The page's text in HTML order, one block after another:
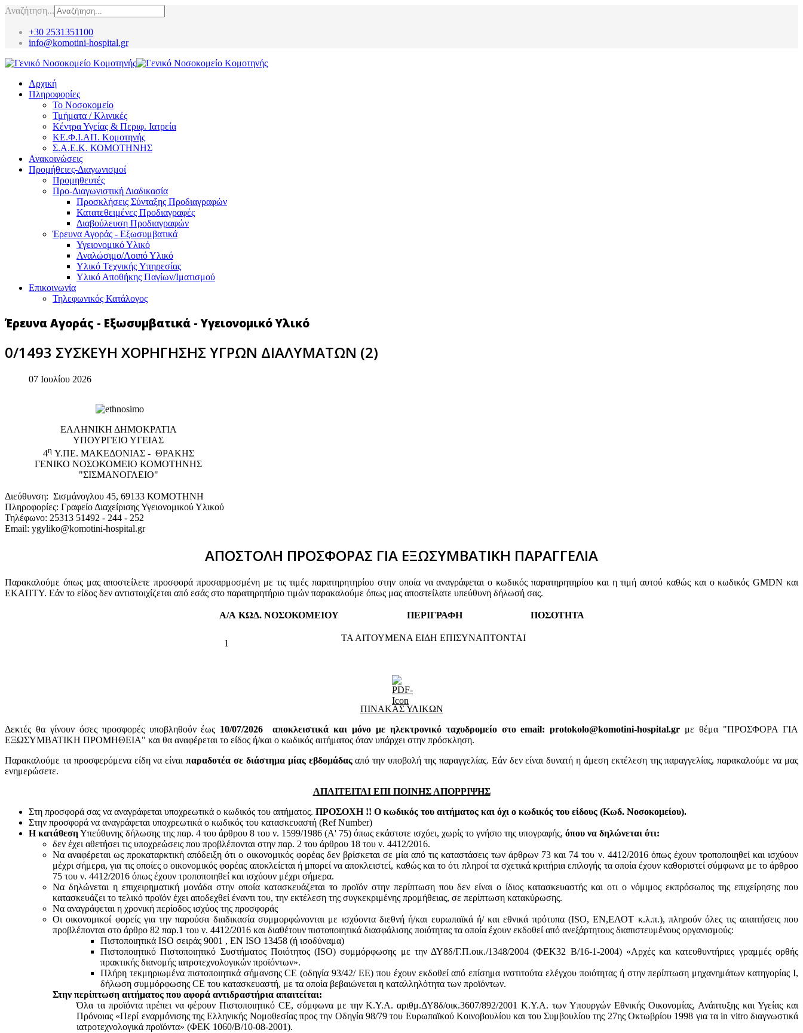
Αναζήτηση...
+30 2531351100
info@komotini-hospital.gr
Αρχική
Πληροφορίες
Το Νοσοκομείο
Τμήματα / Κλινικές
Κέντρα Υγείας & Περιφ. Ιατρεία
ΚΕ.Φ.Ι.ΑΠ. Κομοτηνής
Σ.Α.Ε.Κ. ΚΟΜΟΤΗΝΗΣ
Ανακοινώσεις
Προμήθειες-Διαγωνισμοί
Προμηθευτές
Προ-Διαγωνιστική Διαδικασία
Προσκλήσεις Σύνταξης Προδιαγραφών
Κατατεθειμένες Προδιαγραφές
Διαβούλευση Προδιαγραφών
Έρευνα Αγοράς - Εξωσυμβατικά
Υγειονομικό Υλικό
Αναλώσιμο/Λοιπό Υλικό
Υλικό Tεχνικής Yπηρεσίας
Υλικό Αποθήκης Παγίων/Ιματισμού
Επικοινωνία
Τηλεφωνικός Κατάλογος
Έρευνα Αγοράς - Εξωσυμβατικά - Υγειονομικό Υλικό
0/1493 ΣΥΣΚΕΥΗ ΧΟΡΗΓΗΣΗΣ ΥΓΡΩΝ ΔΙΑΛΥΜΑΤΩΝ (2)
07 Ιουλίου 2026
EΛΛΗΝΙΚΗ ΔΗΜΟΚΡΑΤΙΑ
ΥΠΟΥΡΓΕΙΟ ΥΓΕΙΑΣ
4η Υ.ΠΕ. ΜΑΚΕΔΟΝΙΑΣ - ΘΡΑΚΗΣ
ΓΕΝΙΚΟ NΟΣΟΚΟΜΕΙΟ ΚΟΜΟΤΗΝΗΣ
"ΣΙΣΜΑΝΟΓΛΕΙΟ"
Διεύθυνση: Σισμάνογλου 45, 69133 ΚΟΜΟΤΗΝΗ
Πληροφορίες: Γραφείο Διαχείρισης Υγειονομικού Υλικού
Τηλέφωνο: 25313 51492 - 244 - 252
Email: ygyliko@komotini-hospital.gr
ΑΠΟΣΤΟΛΗ ΠΡΟΣΦΟΡΑΣ ΓΙΑ ΕΞΩΣΥΜΒΑΤΙΚΗ ΠΑΡΑΓΓΕΛΙΑ
Παρακαλούμε όπως μας αποστείλετε προσφορά προσαρμοσμένη με τις τιμές παρατηρητηρίου στην οποία να αναγράφεται ο κωδικός παρατηρητηρίου και η τιμή αυτού καθώς και ο κωδικός GMDN και
ΕΚΑΠΤΥ. Εάν το είδος δεν αντιστοιχίζεται από εσάς στο παρατηρητήριο τιμών παρακαλούμε όπως μας αποστείλατε υπεύθυνη δήλωσή σας.
Α/Α ΚΩΔ. ΝΟΣΟΚΟΜΕΙΟΥ ΠΕΡΙΓΡΑΦΗ ΠΟΣΟΤΗΤΑ
1
ΤΑ ΑΙΤΟΥΜΕΝΑ ΕΙΔΗ ΕΠΙΣΥΝΑΠΤΟΝΤΑΙ
ΠΙΝΑΚΑΣ ΥΛΙΚΩΝ
Δεκτές θα γίνουν όσες προσφορές υποβληθούν έως 10/07/2026 αποκλειστικά και μόνο με ηλεκτρονικό ταχυδρομείο στο email: protokolo@komotini-hospital.gr με θέμα "ΠΡΟΣΦΟΡΑ ΓΙΑ
ΕΞΩΣΥΜΒΑΤΙΚΗ ΠΡΟΜΗΘΕΙΑ" και θα αναφέρεται το είδος ή/και ο κωδικός αιτήματος όταν υπάρχει στην πρόσκληση.
Παρακαλούμε τα προσφερόμενα είδη να είναιπαραδοτέα σε διάστημα μίας εβδομάδαςαπό την υποβολή της παραγγελίας. Εάν δεν είναι δυνατή η άμεση εκτέλεση της παραγγελίας, παρακαλούμε να μας
ενημερώσετε.
ΑΠΑΙΤΕΙΤΑΙ ΕΠΙ ΠΟΙΝΗΣ ΑΠΟΡΡΙΨΗΣ
Στη προσφορά σας να αναγράφεται υποχρεωτικά ο κωδικός του αιτήματος. ΠΡΟΣΟΧΗ !! Ο κωδικός του αιτήματος και όχι ο κωδικός του είδους (Κωδ. Νοσοκομείου).
Στην προσφορά να αναγράφεται υποχρεωτικά ο κωδικός του κατασκευαστή (Ref Number)
Η κατάθεσηΥπεύθυνης δήλωσης της παρ. 4 του άρθρου 8 του ν. 1599/1986 (Α' 75) όπως εκάστοτε ισχύει, χωρίς το γνήσιο της υπογραφής, όπου να δηλώνεται ότι:
δεν έχει αθετήσει τις υποχρεώσεις που προβλέπονται στην παρ. 2 του άρθρου 18 του ν. 4412/2016.
Να αναφέρεται ως προκαταρκτική απόδειξη ότι ο οικονομικός φορέας δεν βρίσκεται σε μία από τις καταστάσεις των άρθρων 73 και 74 του ν. 4412/2016 όπως έχουν τροποποιηθεί και ισχύουν
μέχρι σήμερα, για τις οποίες ο οικονομικός φορέας αποκλείεται ή μπορεί να αποκλειστεί, καθώς και το ότι πληροί τα σχετικά κριτήρια επιλογής τα οποία έχουν καθοριστεί σύμφωνα με τo άρθροo
75 του ν. 4412/2016 όπως έχουν τροποποιηθεί και ισχύουν μέχρι σήμερα.
Να δηλώνεται η επιχειρηματική μονάδα στην οποία κατασκευάζεται το προϊόν στην περίπτωση που δεν είναι ο ίδιος κατασκευαστής και oτι ο νόμιμος εκπρόσωπος της επιχείρησης που
κατασκευάζει το τελικό προϊόν έχει αποδεχθεί έναντι του, την εκτέλεση της συγκεκριμένης προμήθειας, σε περίπτωση κατακύρωσης.
Να αναγράφεται η χρονική περίοδος ισχύος της προσφοράς
Οι οικονομικοί φορείς για την παρούσα διαδικασία συμμορφώνονται με ισχύοντα διεθνή ή/και ευρωπαϊκά ή/ και εθνικά πρότυπα (ISO, ΕΝ,ΕΛΟΤ κ.λ.π.), πληρούν όλες τις απαιτήσεις που
προβλέπονται στο άρθρο 82 παρ.1 του ν. 4412/2016 και διαθέτουν πιστοποιητικά διασφάλισης ποιότητας τα οποία έχουν εκδοθεί από ανεξάρτητους διαπιστευμένους οργανισμούς:
Πιστοποιητικά ISO σειράς 9001 , ΕΝ ISO 13458 (ή ισοδύναμα)
Πιστοποιητικό Πιστοποιητικό Συστήματος Ποιότητος (ISO) συμμόρφωσης με την ΔΥ8δ/Γ.Π.οικ./1348/2004 (ΦΕΚ32 Β/16-1-2004) «Αρχές και κατευθυντήριες γραμμές ορθής
πρακτικής διανομής ιατροτεχνολογικών προϊόντων».
Πλήρη τεκμηριωμένα πιστοποιητικά σήμανσης CE (οδηγία 93/42/ ΕΕ) που έχουν εκδοθεί από επίσημα ινστιτούτα ελέγχου ποιότητας ή στην περίπτωση μηχανημάτων κατηγορίας Ι,
δήλωση συμμόρφωσης CE του κατασκευαστή, με τα οποία βεβαιώνεται η καταλληλότητα των προϊόντων.
Στην περίπτωση αιτήματος που αφορά αντιδραστήρια απαιτείται:
Όλα τα προϊόντα πρέπει να φέρουν Πιστοποιητικό CE, σύμφωνα με την Κ.Υ.Α. αριθμ.ΔΥ8δ/οικ.3607/892/2001 Κ.Υ.Α. των Υπουργών Εθνικής Οικονομίας, Ανάπτυξης και Υγείας και
Πρόνοιας «Περί εναρμόνισης της Ελληνικής Νομοθεσίας προς την Οδηγία 98/79 του Ευρωπαϊκού Κοινοβουλίου και του Συμβουλίου της 27ης Οκτωβρίου 1998 για τα in vitro διαγνωστικά
ιατροτεχνολογικά προϊόντα» (ΦΕΚ 1060/Β/10-08-2001).